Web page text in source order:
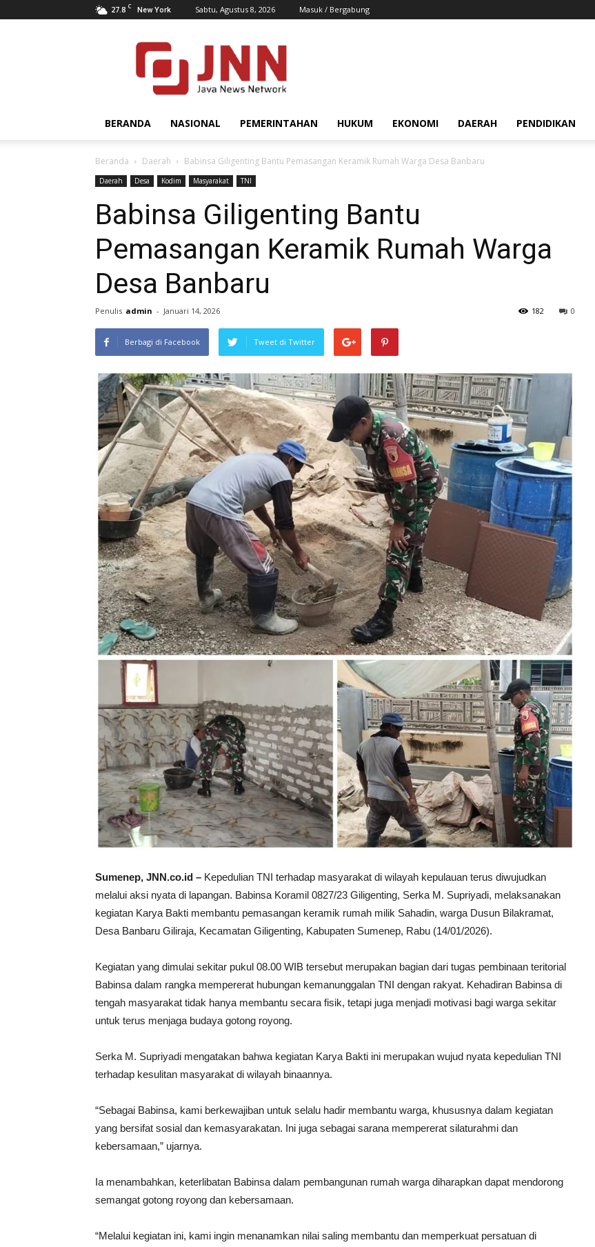
27.8 C New York Sabtu, Agustus 8, 2026 Masuk / Bergabung
JNN.co.id
BERANDA NASIONAL PEMERINTAHAN HUKUM EKONOMI DAERAH PENDIDIKAN
Beranda Daerah Babinsa Giligenting Bantu Pemasangan Keramik Rumah Warga Desa Banbaru
Daerah Desa Kodim Masyarakat TNI
Babinsa Giligenting Bantu
Pemasangan Keramik Rumah Warga
Desa Banbaru
Penulis admin - Januari 14, 2026 0
182
Berbagi di Facebook Tweet di Twitter
Sumenep, JNN.co.id – Kepedulian TNI terhadap masyarakat di wilayah kepulauan terus diwujudkan
melalui aksi nyata di lapangan. Babinsa Koramil 0827/23 Giligenting, Serka M. Supriyadi, melaksanakan
kegiatan Karya Bakti membantu pemasangan keramik rumah milik Sahadin, warga Dusun Bilakramat,
Desa Banbaru Giliraja, Kecamatan Giligenting, Kabupaten Sumenep, Rabu (14/01/2026).
Kegiatan yang dimulai sekitar pukul 08.00 WIB tersebut merupakan bagian dari tugas pembinaan teritorial
Babinsa dalam rangka mempererat hubungan kemanunggalan TNI dengan rakyat. Kehadiran Babinsa di
tengah masyarakat tidak hanya membantu secara fisik, tetapi juga menjadi motivasi bagi warga sekitar
untuk terus menjaga budaya gotong royong.
Serka M. Supriyadi mengatakan bahwa kegiatan Karya Bakti ini merupakan wujud nyata kepedulian TNI
terhadap kesulitan masyarakat di wilayah binaannya.
“Sebagai Babinsa, kami berkewajiban untuk selalu hadir membantu warga, khususnya dalam kegiatan
yang bersifat sosial dan kemasyarakatan. Ini juga sebagai sarana mempererat silaturahmi dan
kebersamaan,” ujarnya.
Ia menambahkan, keterlibatan Babinsa dalam pembangunan rumah warga diharapkan dapat mendorong
semangat gotong royong dan kebersamaan.
“Melalui kegiatan ini, kami ingin menanamkan nilai saling membantu dan memperkuat persatuan di